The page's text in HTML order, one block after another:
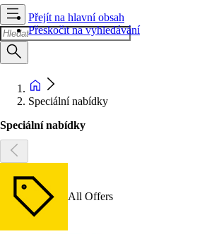
Přejít na hlavní obsah
Přeskočit na vyhledávání
Speciální nabídky
Speciální nabídky
All Offers